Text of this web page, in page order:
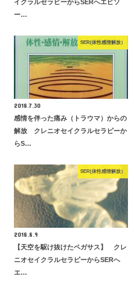
イクラルセラピーからSERへエピソ
ー…
SER(体性感情解放）
2018.7.30
感情を伴った痛み（トラウマ）からの
解放 クレニオセイクラルセラピーか
らS…
SER(体性感情解放）
2018.8.9
【天空を駆け抜けたペガサス】 クレ
ニオセイクラルセラピーからSERへ
エ…